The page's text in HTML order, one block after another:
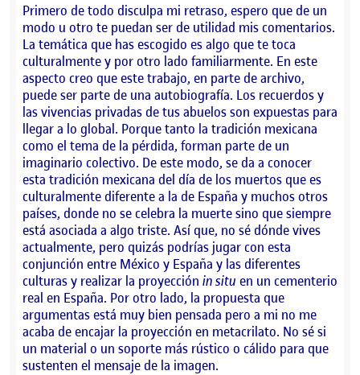
Primero de todo disculpa mi retraso, espero que de un
modo u otro te puedan ser de utilidad mis comentarios.
La temática que has escogido es algo que te toca
culturalmente y por otro lado familiarmente. En este
aspecto creo que este trabajo, en parte de archivo,
puede ser parte de una autobiografía. Los recuerdos y
las vivencias privadas de tus abuelos son expuestas para
llegar a lo global. Porque tanto la tradición mexicana
como el tema de la pérdida, forman parte de un
imaginario colectivo. De este modo, se da a conocer
esta tradición mexicana del día de los muertos que es
culturalmente diferente a la de España y muchos otros
países, donde no se celebra la muerte sino que siempre
está asociada a algo triste. Así que, no sé dónde vives
actualmente, pero quizás podrías jugar con esta
conjunción entre México y España y las diferentes
culturas y realizar la proyección in situ en un cementerio
real en España. Por otro lado, la propuesta que
argumentas está muy bien pensada pero a mi no me
acaba de encajar la proyección en metacrilato. No sé si
un material o un soporte más rústico o cálido para que
sustenten el mensaje de la imagen.